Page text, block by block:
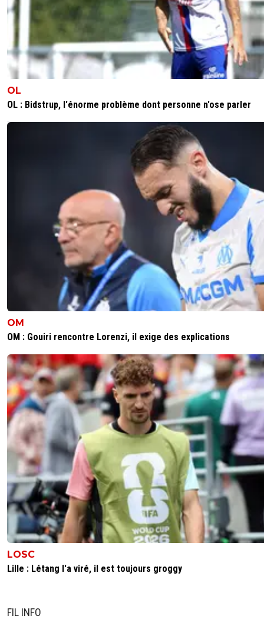
OL
OL : Bidstrup, l'énorme problème dont personne n'ose parler
OM
OM : Gouiri rencontre Lorenzi, il exige des explications
LOSC
Lille : Létang l'a viré, il est toujours groggy
FIL INFO